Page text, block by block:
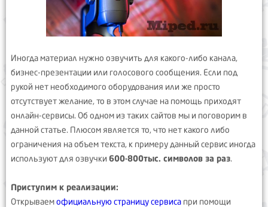
Иногда материал нужно озвучить для какого-либо канала,
бизнес-презентации или голосового сообщения. Если под
рукой нет необходимого оборудования или же просто
отсутствует желание, то в этом случае на помощь приходят
онлайн-сервисы. Об одном из таких сайтов мы и поговорим в
данной статье. Плюсом является то, что нет какого либо
ограничения на объем текста, к примеру данный сервис иногда
используют для озвучки 600-800тыс. символов за раз.
Приступим к реализации:
Открываемофициальную страницу сервиса при помощи